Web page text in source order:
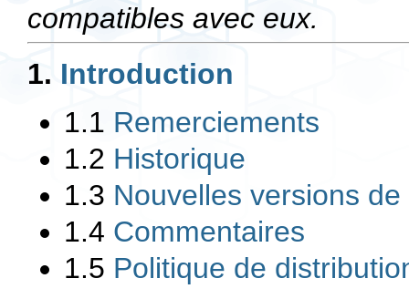
compatibles avec eux.
1. Introduction
1.1 Remerciements
1.2 Historique
1.3 Nouvelles versions
1.4 Commentaires
1.5 Politique de